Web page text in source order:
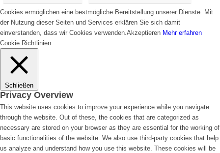
Cookies ermöglichen eine bestmögliche Bereitstellung unserer Dienste. Mit
der Nutzung dieser Seiten und Services erklären Sie sich damit
einverstanden, dass wir Cookies verwenden.Akzeptieren Mehr erfahren
Cookie Richtlinien
Schließen
Privacy Overview
This website uses cookies to improve your experience while you navigate
through the website. Out of these, the cookies that are categorized as
necessary are stored on your browser as they are essential for the working of
basic functionalities of the website. We also use third-party cookies that help
us analyze and understand how you use this website. These cookies will be